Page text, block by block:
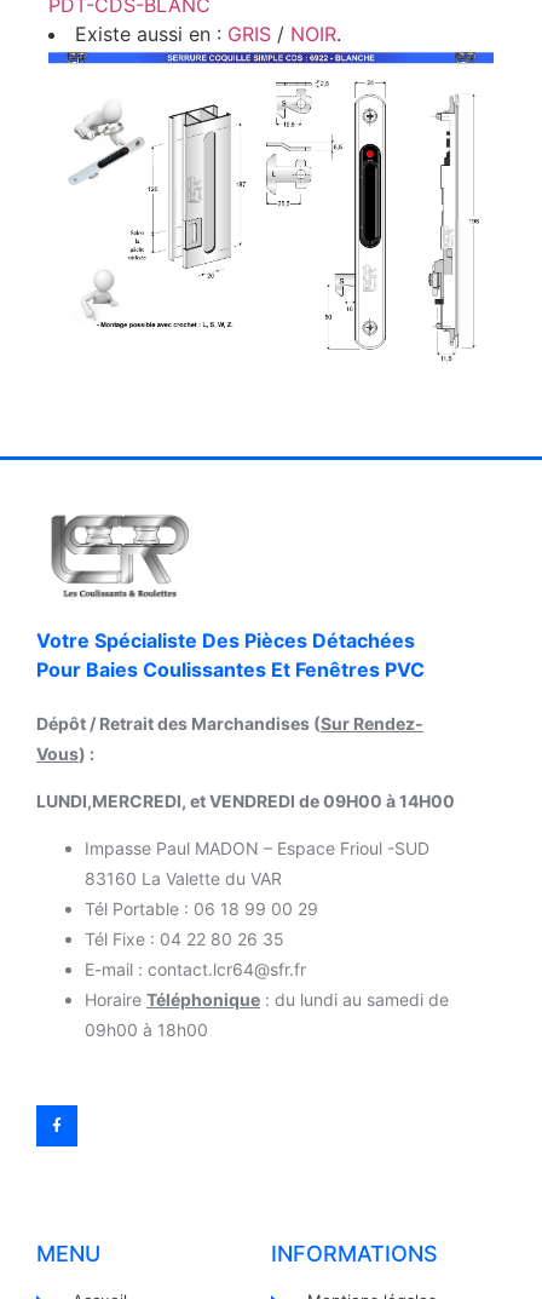
PDT-CDS-BLANC
Existe aussi en : GRIS / NOIR.
Votre Spécialiste Des Pièces Détachées
Pour Baies Coulissantes Et Fenêtres PVC
Dépôt / Retrait des Marchandises (Sur Rendez-
Vous) :
LUNDI,MERCREDI, et VENDREDI de 09H00 à 14H00
Impasse Paul MADON – Espace Frioul -SUD
83160 La Valette du VAR
Tél Portable : 06 18 99 00 29
Tél Fixe : 04 22 80 26 35
E-mail : contact.lcr64@sfr.fr
Horaire Téléphonique : du lundi au samedi de
09h00 à 18h00
MENU INFORMATIONS